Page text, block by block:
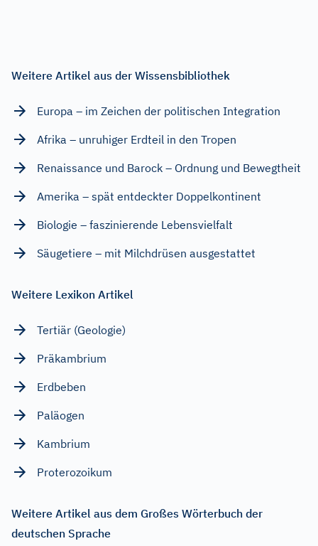
Weitere Artikel aus der Wissensbibliothek
Europa – im Zeichen der politischen Integration
Afrika – unruhiger Erdteil in den Tropen
Renaissance und Barock – Ordnung und Bewegtheit
Amerika – spät entdeckter Doppelkontinent
Biologie – faszinierende Lebensvielfalt
Säugetiere – mit Milchdrüsen ausgestattet
Weitere Lexikon Artikel
Tertiär (Geologie)
Präkambrium
Erdbeben
Paläogen
Kambrium
Proterozoikum
Weitere Artikel aus dem Großes Wörterbuch der
deutschen Sprache